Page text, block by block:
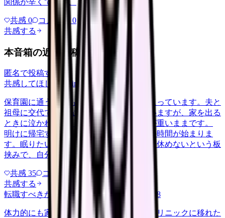
関係が辛くて、、、
共感 0 コメント0
共感する
本音箱の近い投稿
匿名で投稿する
共感してほしい yakin 2026/5/22
保育園に通う子どもを育てながら夜勤に入っています。夫と
祖母に交代で頼みながらなんとか回していますが、家を出る
ときに泣かれると、勤務中ずっと胸の奥が重いままです。
明けに帰宅すると、今度はそのまま育児の時間が始まりま
す。眠りたいのに眠れない、休みたいのに休めないという板
挟みで、自分の体を後回しにする…
共感 35 コメント
共感する
転職すべきか知りたい
career-growth 2026/6/28
体力的にも家庭の都合でも、日勤中心のクリニックに移れた